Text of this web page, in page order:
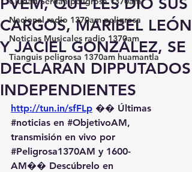
Nacional radio 1370am peligrosa
Noticias Musicales radio 1370am
Tianguis peligrosa 1370am huamantla
PVEM, QUE LES DIO SUS
CARGOS, MARIBEL LEÓN
Y JACIEL GONZÁLEZ, SE
DECLARAN DIPPUTADOS
INDEPENDIENTES
http://tun.in/sfFLp �� Últimas
#noticias en #ObjetivoAM,
transmisión en vivo por
#Peligrosa1370AM y 1600-
AM��️ Descúbrelo en